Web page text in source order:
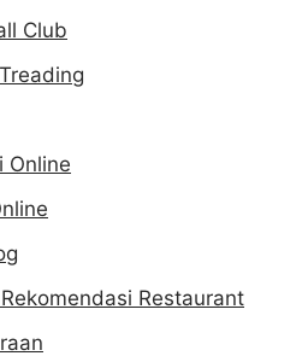
Club
Online
Restaurant